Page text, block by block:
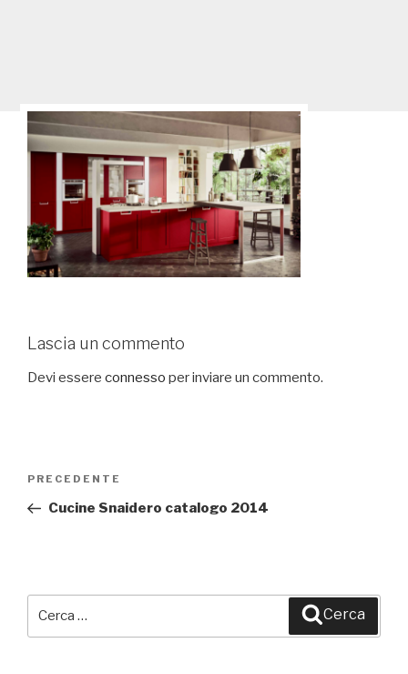
Lascia un commento
Devi essere connesso per inviare un commento.
Navigazione
Articolo
precedente:
PRECEDENTE
Cucine Snaidero catalogo 2014
Cerca